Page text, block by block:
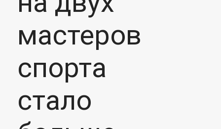
мастеров
спорта
стало